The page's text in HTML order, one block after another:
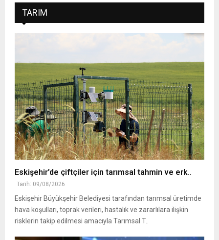
TARIM
Eskişehir’de çiftçiler için tarımsal tahmin ve erk..
Tarih: 09/08/2026
Eskişehir Büyükşehir Belediyesi tarafından tarımsal üretimde
hava koşulları, toprak verileri, hastalık ve zararlılara ilişkin
risklerin takip edilmesi amacıyla Tarımsal T..